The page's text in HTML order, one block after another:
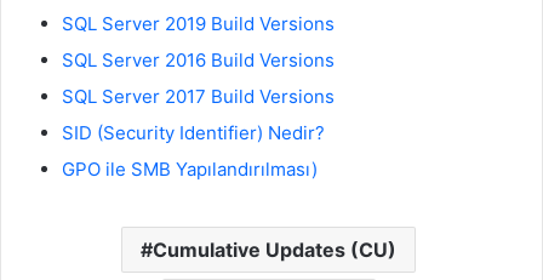
SQL Server 2019 Build Versions
SQL Server 2016 Build Versions
SQL Server 2017 Build Versions
SID (Security Identifier) Nedir?
GPO ile SMB Yapılandırılması)
Cumulative Updates (CU)